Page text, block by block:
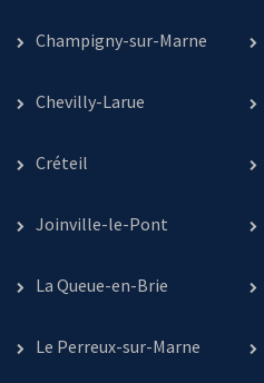
Champigny-sur-Marne
Chevilly-Larue
Créteil
Joinville-le-Pont
La Queue-en-Brie
Le Perreux-sur-Marne